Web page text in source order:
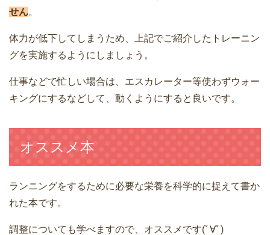
せん。
体力が低下してしまうため、上記でご紹介したトレーニン
グを実施するようにしましょう。
仕事などで忙しい場合は、エスカレーター等使わずウォー
キングにするなどして、動くようにすると良いです。
オススメ本
ランニングをするために必要な栄養を科学的に捉えて書か
れた本です。
調整についても学べますので、オススメです(ﾟ∀ﾟ)